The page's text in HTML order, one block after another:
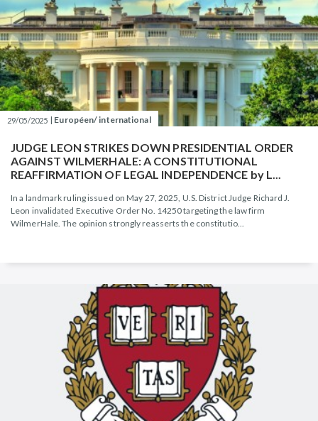
29/05/2025 | Européen/ international
JUDGE LEON STRIKES DOWN PRESIDENTIAL ORDER
AGAINST WILMERHALE: A CONSTITUTIONAL
REAFFIRMATION OF LEGAL INDEPENDENCE by L...
In a landmark ruling issued on May 27, 2025, U.S. District Judge Richard J.
Leon invalidated Executive Order No. 14250 targeting the law firm
WilmerHale. The opinion strongly reasserts the constitutio...